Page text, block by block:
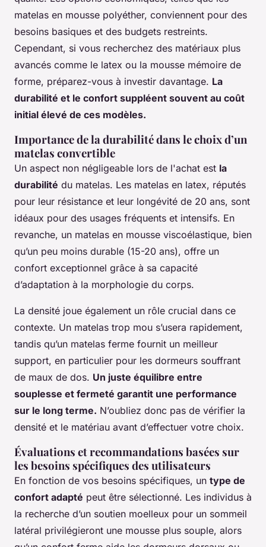
matelas en mousse polyéther, conviennent pour des
besoins basiques et des budgets restreints.
Cependant, si vous recherchez des matériaux plus
avancés comme le latex ou la mousse mémoire de
forme, préparez-vous à investir davantage. La
durabilité et le confort suppléent souvent au coût
initial élevé de ces modèles.
Importance de la durabilité dans le choix d’un
matelas convertible
Un aspect non négligeable lors de l'achat est la
durabilité du matelas. Les matelas en latex, réputés
pour leur résistance et leur longévité de 20 ans, sont
idéaux pour des usages fréquents et intensifs. En
revanche, un matelas en mousse viscoélastique, bien
qu’un peu moins durable (15-20 ans), offre un
confort exceptionnel grâce à sa capacité
d’adaptation à la morphologie du corps.
La densité joue également un rôle crucial dans ce
contexte. Un matelas trop mou s’usera rapidement,
tandis qu’un matelas ferme fournit un meilleur
support, en particulier pour les dormeurs souffrant
de maux de dos. Un juste équilibre entre
souplesse et fermeté garantit une performance
sur le long terme. N’oubliez donc pas de vérifier la
densité et le matériau avant d’effectuer votre choix.
Évaluations et recommandations basées sur
les besoins spécifiques des utilisateurs
En fonction de vos besoins spécifiques, un type de
confort adapté peut être sélectionné. Les individus à
la recherche d’un soutien moelleux pour un sommeil
latéral privilégieront une mousse plus souple, alors